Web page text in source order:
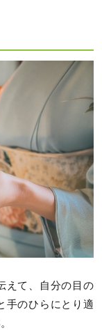
えて、自分の目の
手のひらにとり適